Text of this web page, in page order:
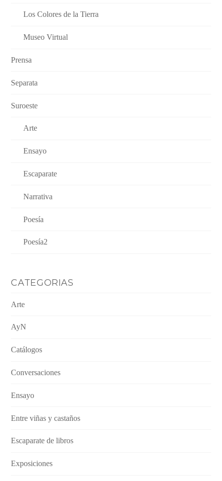
Los Colores de la Tierra
Museo Virtual
Prensa
Separata
Suroeste
Arte
Ensayo
Escaparate
Narrativa
Poesía
Poesía2
CATEGORIAS
Arte
AyN
Catálogos
Conversaciones
Ensayo
Entre viñas y castaños
Escaparate de libros
Exposiciones